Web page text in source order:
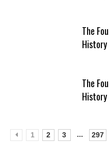
The
History
The
History
1 2 3 ... 297